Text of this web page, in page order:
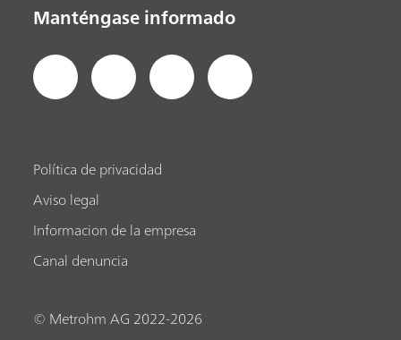
Manténgase informado
Política de privacidad
Aviso legal
Informacion de la empresa
Canal denuncia
© Metrohm AG 2022-2026